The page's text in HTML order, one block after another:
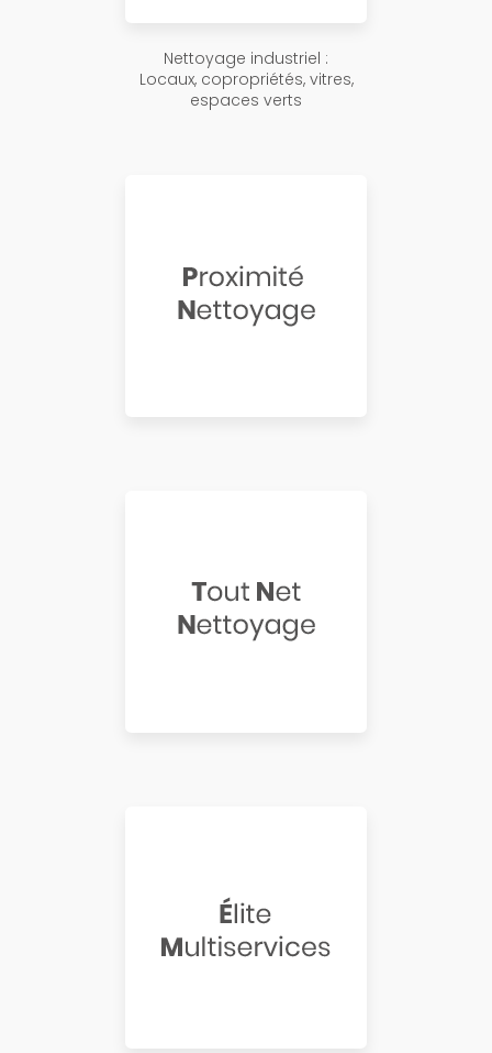
Nettoyage industriel :
Locaux, copropriétés, vitres,
espaces verts